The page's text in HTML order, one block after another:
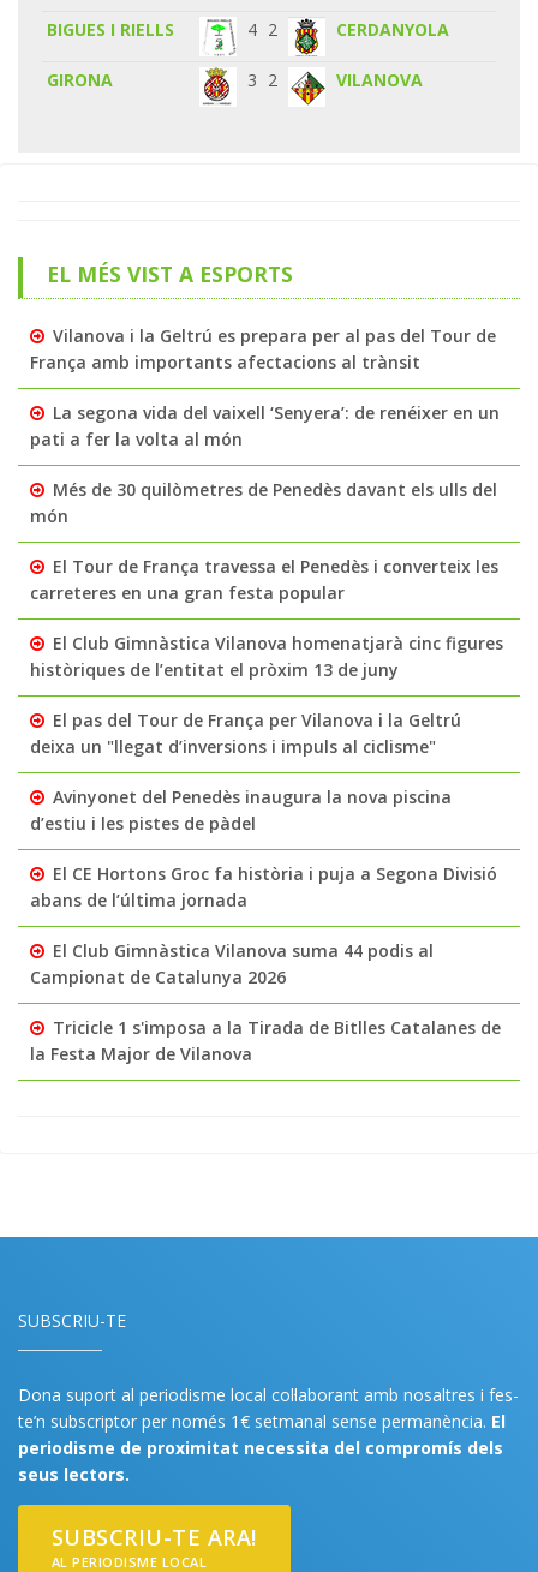
BIGUES I RIELLS
4 2 CERDANYOLA
GIRONA 3 2 VILANOVA
EL MÉS VIST A ESPORTS
Vilanova i la Geltrú es prepara per al pas del Tour de
França amb importants afectacions al trànsit
La segona vida del vaixell ‘Senyera’: de renéixer en un
pati a fer la volta al món
Més de 30 quilòmetres de Penedès davant els ulls del
món
El Tour de França travessa el Penedès i converteix les
carreteres en una gran festa popular
El Club Gimnàstica Vilanova homenatjarà cinc figures
històriques de l’entitat el pròxim 13 de juny
El pas del Tour de França per Vilanova i la Geltrú
deixa un "llegat d’inversions i impuls al ciclisme"
Avinyonet del Penedès inaugura la nova piscina
d’estiu i les pistes de pàdel
El CE Hortons Groc fa història i puja a Segona Divisió
abans de l’última jornada
El Club Gimnàstica Vilanova suma 44 podis al
Campionat de Catalunya 2026
Tricicle 1 s'imposa a la Tirada de Bitlles Catalanes de
la Festa Major de Vilanova
SUBSCRIU-TE
Dona suport al periodisme local col·laborant amb nosaltres i fes-
te’n subscriptor per només 1€ setmanal sense permanència. El
periodisme de proximitat necessita del compromís dels
seus lectors.
SUBSCRIU-TE ARA!
AL PERIODISME LOCAL